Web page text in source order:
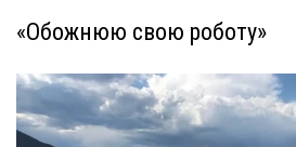
«Обожнюю свою роботу»